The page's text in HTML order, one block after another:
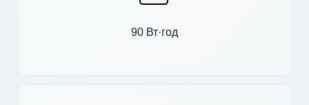
90 Вт·год